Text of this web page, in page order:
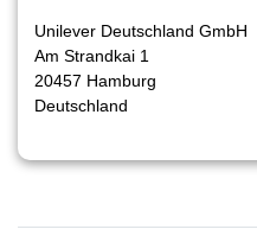
Unilever Deutschland GmbH
Am Strandkai 1
20457 Hamburg
Deutschland